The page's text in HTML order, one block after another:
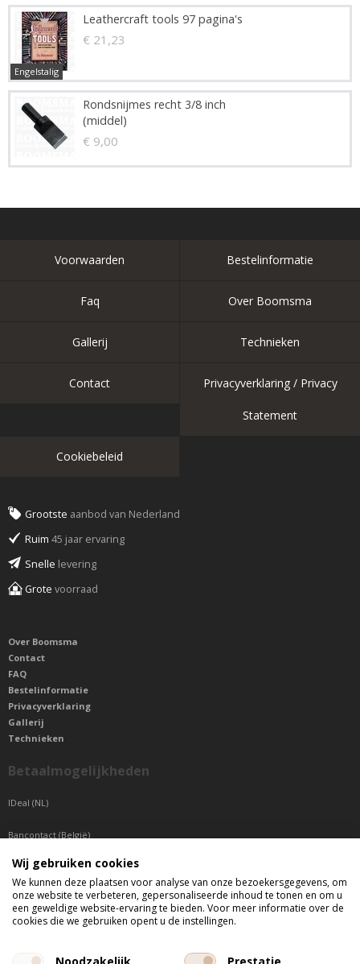
Leathercraft tools 97 pagina's
€ 21,23
Engelstalig
Rondsnijmes recht 3/8 inch
(middel)
€ 9,00
Voorwaarden Bestelinformatie
Faq Over Boomsma
Gallerij Technieken
Contact Privacyverklaring / Privacy
Statement
Cookiebeleid
Grootste aanbod van Nederland
Ruim 45 jaar ervaring
Snelle levering
Grote voorraad
Over Boomsma
Contact
FAQ
Bestelinformatie
Privacyverklaring
Gallerij
Technieken
Betaalmogelijkheden
IDeal (NL)
Bancontact (België)
Sepa betaling (Overige landen)
Telefonisch bereikbaar
Wij gebruiken cookies
We kunnen deze plaatsen voor analyse van onze bezoekersgegevens, om
onze website te verbeteren, gepersonaliseerde inhoud te tonen en om u
een geweldige website-ervaring te bieden. Voor meer informatie over de
cookies die we gebruiken opent u de instellingen.
Noodzakelijk Prestatie